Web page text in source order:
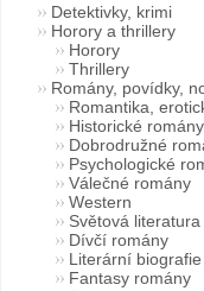
Detektivky, krimi
Horory a thrillery
Horory
Thrillery
Romány, povídky,
Romantika,
Historické romány
Dobrodružné
Psychologické
Válečné romány
Western
Světová literatura
Dívčí romány
Literární biografie
Fantasy romány